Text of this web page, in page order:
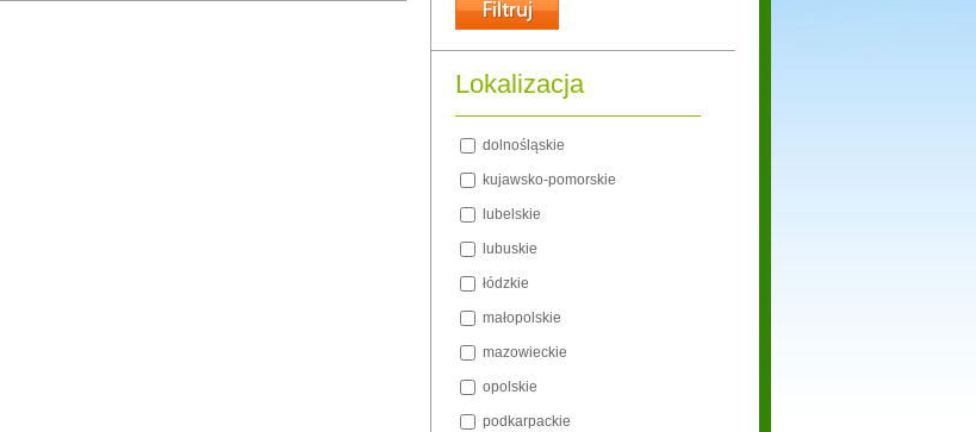
Lokalizacja
dolnośląskie
kujawsko-pomorskie
lubelskie
lubuskie
łódzkie
małopolskie
mazowieckie
opolskie
podkarpackie